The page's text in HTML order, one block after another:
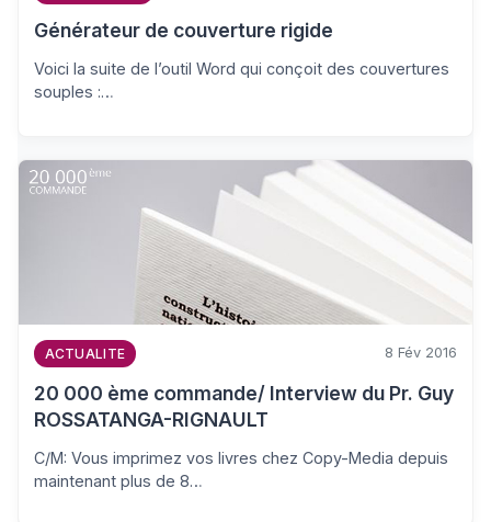
Générateur de couverture rigide
Voici la suite de l’outil Word qui conçoit des couvertures
souples :…
ACTUALITE 8 Fév 2016
20 000 ème commande/ Interview du Pr. Guy
ROSSATANGA-RIGNAULT
C/M: Vous imprimez vos livres chez Copy-Media depuis
maintenant plus de 8…